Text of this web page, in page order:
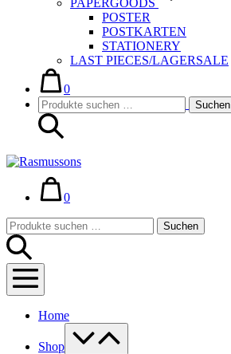
PAPERGOODS
POSTER
POSTKARTEN
STATIONERY
LAST PIECES/LAGERSALE
Warenkorb
0im
Warenkorb
Suche-
Schalter
Suchen
nach:
Suchen
Warenkorb
0im
Suche-
Schalter
Suchen
nach:
Suchen
Menü-
Schalter
Home
Shop
Menü-
Schalter